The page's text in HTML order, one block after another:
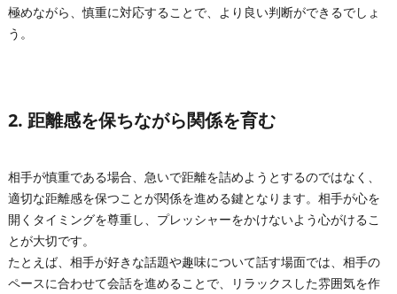
極めながら、慎重に対応することで、より良い判断ができるでしょ
う。
2. 距離感を保ちながら関係を育む
相手が慎重である場合、急いで距離を詰めようとするのではなく、
適切な距離感を保つことが関係を進める鍵となります。相手が心を
開くタイミングを尊重し、プレッシャーをかけないよう心がけるこ
とが大切です。
たとえば、相手が好きな話題や趣味について話す場面では、相手の
ペースに合わせて会話を進めることで、リラックスした雰囲気を作